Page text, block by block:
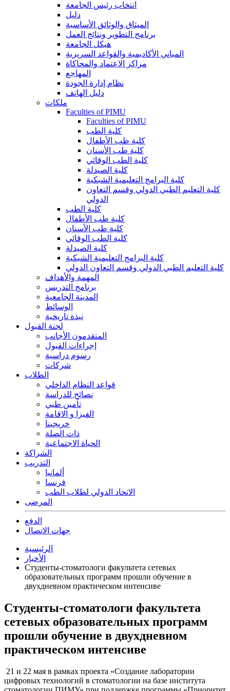
انتخاب رئيس الجامعة
دليل
الميثاق والوثائق الأساسية
برنامج التطوير ونتائج العمل
هيكل الجامعة
المباني الأكاديمية والقواعد السريرية
مراكز الاعتماد والمحاكاة
المهاجع
نظام إدارة الجودة
دليل الهاتف
ملكات
Faculties of PIMU
Faculties of PIMU
كلية الطب
كلية طب الأطفال
كلية طب الأسنان
كلية الطب الوقائي
كلية الصيدلة
كلية البرامج التعليمية الشبكية
كلية التعليم الطبي الدولي وقسم التعاون
الدولي
كلية الطب
كلية طب الأطفال
كلية طب الأسنان
كلية الطب الوقائي
كلية الصيدلة
كلية البرامج التعليمية الشبكية
كلية التعليم الطبي الدولي وقسم التعاون الدولي
المهمة والأهداف
برنامج التدريس
المدينة الجامعية
الوسائط
نبذة تاريخية
لجنة القبول
المتقدمون الأجانب
إجراءات القبول
رسوم دراسية
شركات
الطلاب
قواعد النظام الداخلي
نصائح للدراسة
تأمين طبي
الفيزا و الاقامة
خريجينا
ذات الصلة
الحياة الاجتماعية
الشراكة
التدريب
ألمانيا
فرنسا
الاتحاد الدولي لطلاب الطب
المرضى
الدفع
جهات الاتصال
الرئيسية
الأخبار
Студенты-стоматологи факультета сетевых
образовательных программ прошли обучение в
двухдневном практическом интенсиве
Студенты-стоматологи факультета
сетевых образовательных программ
прошли обучение в двухдневном
практическом интенсиве
21 и 22 мая в рамках проекта «Создание лаборатории
цифровых технологий в стоматологии на базе института